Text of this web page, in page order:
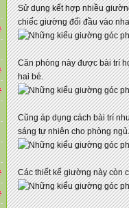
Sử dụng kết hợp nhiều
chiếc giường đối đầu vào
Căn phòng này được bài trí
hai bé.
Cũng áp dụng cách bài trí
sáng tự nhiên cho phòng ngủ.
Các thiết kế giường này còn